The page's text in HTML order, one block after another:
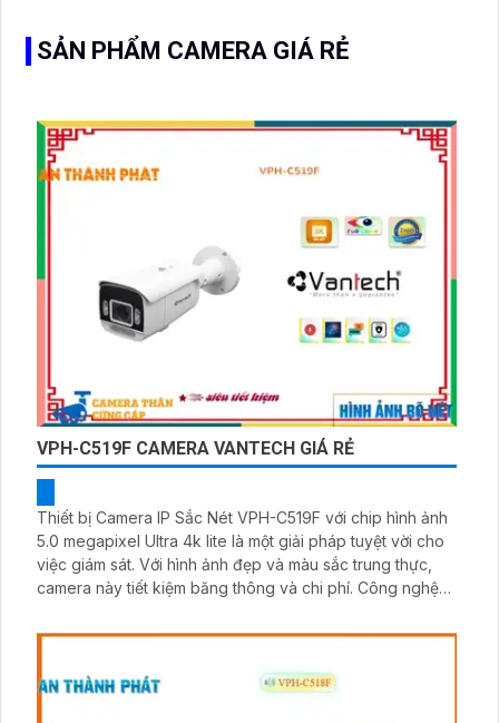
SẢN PHẨM CAMERA GIÁ RẺ
VPH-C519F CAMERA VANTECH GIÁ RẺ
Thiết bị Camera IP Sắc Nét VPH-C519F với chip hình ảnh
5.0 megapixel Ultra 4k lite là một giải pháp tuyệt vời cho
việc giám sát. Với hình ảnh đẹp và màu sắc trung thực,
camera này tiết kiệm băng thông và chi phí. Công nghệ
hiệu quả